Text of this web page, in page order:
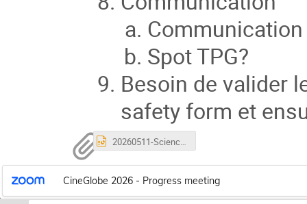
Spot TPG?
Besoin de valider
safety form et
20260511-Science-films-CineGlobe.pptx
CineGlobe 2026 - Progress meeting